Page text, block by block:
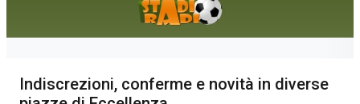
Indiscrezioni, conferme e novità in diverse